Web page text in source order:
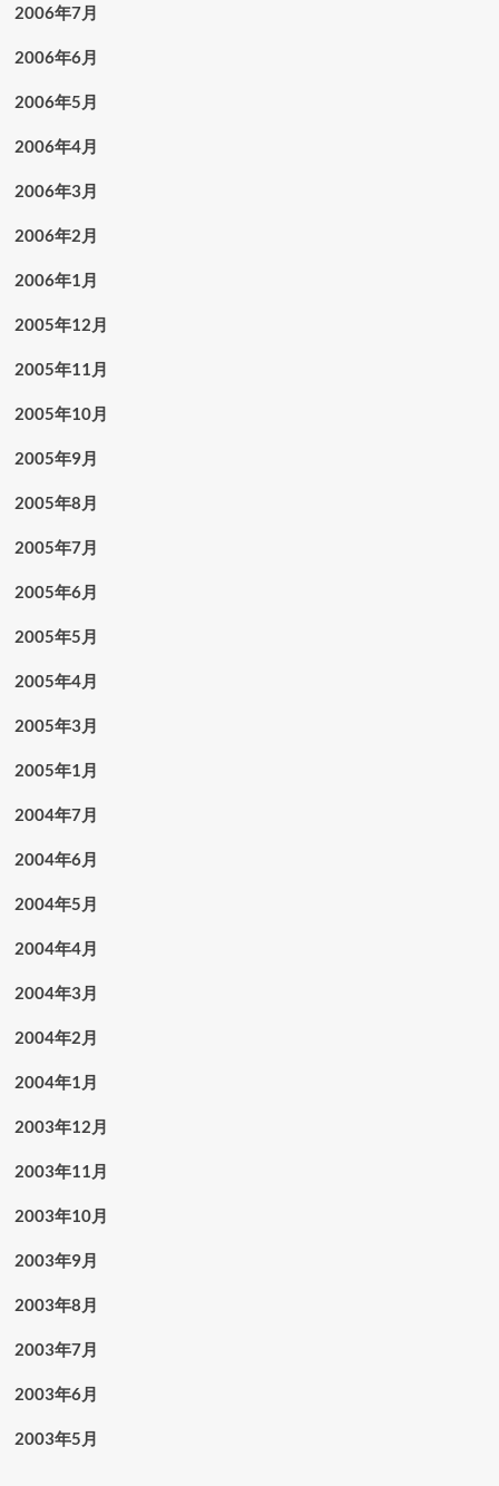
2006年7月
2006年6月
2006年5月
2006年4月
2006年3月
2006年2月
2006年1月
2005年12月
2005年11月
2005年10月
2005年9月
2005年8月
2005年7月
2005年6月
2005年5月
2005年4月
2005年3月
2005年1月
2004年7月
2004年6月
2004年5月
2004年4月
2004年3月
2004年2月
2004年1月
2003年12月
2003年11月
2003年10月
2003年9月
2003年8月
2003年7月
2003年6月
2003年5月